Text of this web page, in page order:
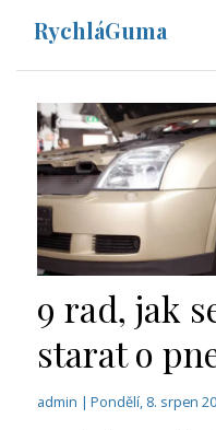
RychláGuma
9 rad, jak
starat o
admin | Pondělí, 8. srpen